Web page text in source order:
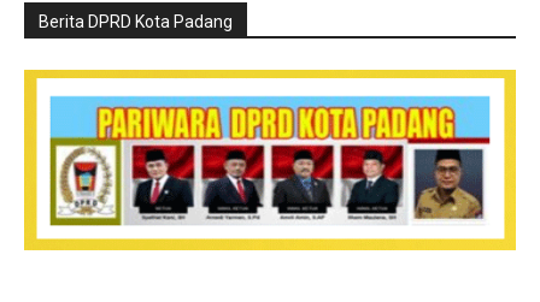
Berita DPRD Kota Padang